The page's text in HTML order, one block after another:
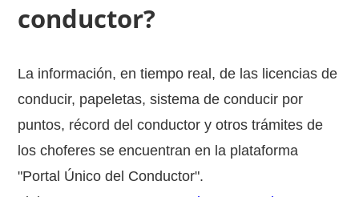
conductor?
La información, en tiempo real, de las licencias de
conducir, papeletas, sistema de conducir por
puntos, récord del conductor y otros trámites de
los choferes se encuentran en la plataforma
"Portal Único del Conductor".